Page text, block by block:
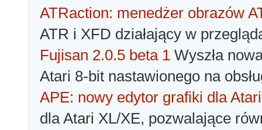
ATRaction: menedżer obrazów
ATR i XFD działający w
Fujisan 2.0.5 beta 1 Wyszła
Atari 8-bit nastawionego na
APE: nowy edytor grafiki dla Atari
dla Atari XL/XE, pozwalające